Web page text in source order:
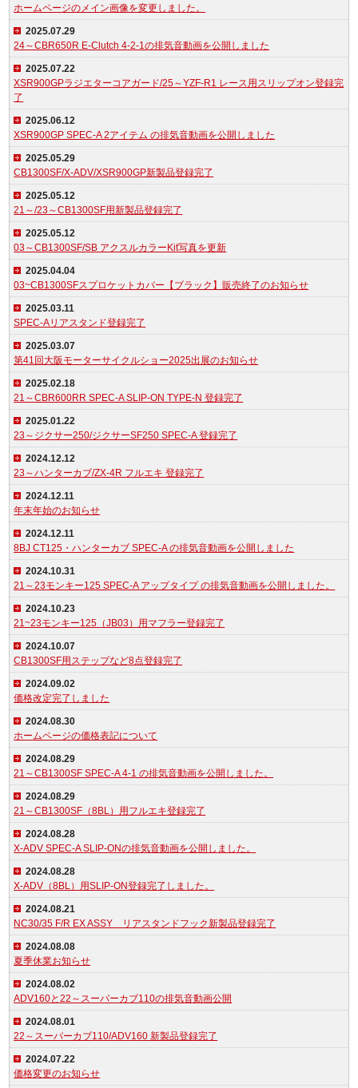
ホームページのメイン画像を変更しました。
2025.07.29
24～CBR650R E-Clutch 4-2-1の排気音動画を公開しました
2025.07.22
XSR900GPラジエターコアガード/25～YZF-R1 レース用スリップオン登録完
了
2025.06.12
XSR900GP SPEC-A 2アイテム の排気音動画を公開しました
2025.05.29
CB1300SF/X-ADV/XSR900GP新製品登録完了
2025.05.12
21～/23～CB1300SF用新製品登録完了
2025.05.12
03～CB1300SF/SB アクスルカラーKit写真を更新
2025.04.04
03~CB1300SFスプロケットカバー【ブラック】販売終了のお知らせ
2025.03.11
SPEC-Aリアスタンド登録完了
2025.03.07
第41回大阪モーターサイクルショー2025出展のお知らせ
2025.02.18
21～CBR600RR SPEC-A SLIP-ON TYPE-N 登録完了
2025.01.22
23～ジクサー250/ジクサーSF250 SPEC-A 登録完了
2024.12.12
23～ハンターカブ/ZX-4R フルエキ 登録完了
2024.12.11
年末年始のお知らせ
2024.12.11
8BJ CT125・ハンターカブ SPEC-A の排気音動画を公開しました
2024.10.31
21～23モンキー125 SPEC-A アップタイプ の排気音動画を公開しました。
2024.10.23
21~23モンキー125（JB03）用マフラー登録完了
2024.10.07
CB1300SF用ステップなど8点登録完了
2024.09.02
価格改定完了しました
2024.08.30
ホームページの価格表記について
2024.08.29
21～CB1300SF SPEC-A 4-1 の排気音動画を公開しました。
2024.08.29
21～CB1300SF（8BL）用フルエキ登録完了
2024.08.28
X-ADV SPEC-A SLIP-ONの排気音動画を公開しました。
2024.08.28
X-ADV（8BL）用SLIP-ON登録完了しました。
2024.08.21
NC30/35 F/R EX ASSY リアスタンドフック新製品登録完了
2024.08.08
夏季休業お知らせ
2024.08.02
ADV160と22～スーパーカブ110の排気音動画公開
2024.08.01
22～スーパーカブ110/ADV160 新製品登録完了
2024.07.22
価格変更のお知らせ